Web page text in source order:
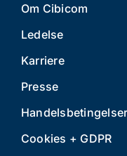
Om Cibicom
Ledelse
Karriere
Presse
Handelsbetingelser
Cookies + GDPR